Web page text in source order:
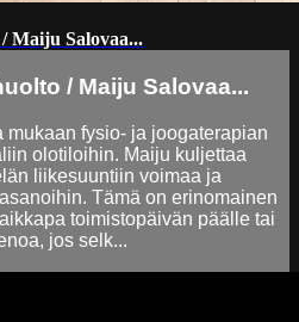
Maiju Salovaa...
/ Maiju Salovaa...
mukaan fysio- ja joogaterapian
olotiloihin. Maiju kuljettaa
liikesuuntiin voimaa ja
Tämä on erinomainen
toimistopäivän päälle tai
jos selk...